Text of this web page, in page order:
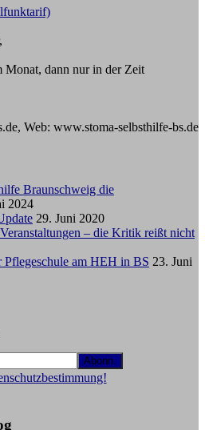
Monat, dann nur in der Zeit
Web: www.stoma-selbsthilfe-bs.de
Braunschweig die
2024
29. Juni 2020
– die Kritik reißt nicht
Pflegeschule am HEH in BS 23. Juni